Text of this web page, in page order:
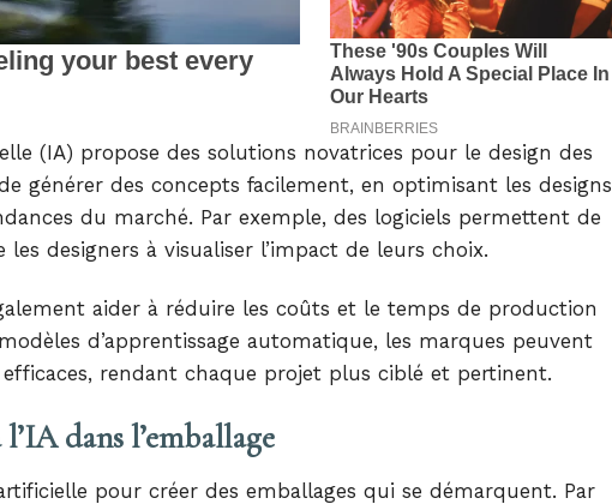
(IA) propose des solutions novatrices pour le design des
générer des concepts facilement, en optimisant les designs
du marché. Par exemple, des logiciels permettent de
designers à visualiser l’impact de leurs choix.
aider à réduire les coûts et le temps de production
d’apprentissage automatique, les marques peuvent
rendant chaque projet plus ciblé et pertinent.
dans l’emballage
pour créer des emballages qui se démarquent. Par